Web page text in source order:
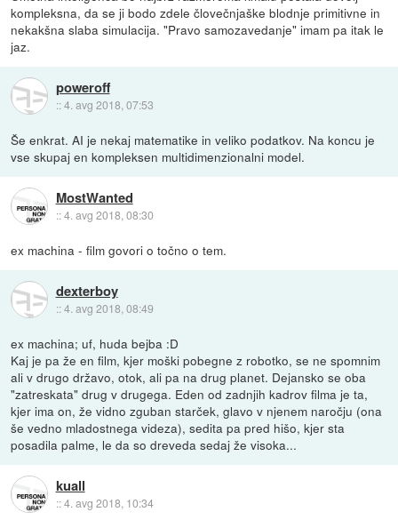
kompleksna, da se ji bodo zdele človečnjaške blodnje primitivne in
nekakšna slaba simulacija. "Pravo samozavedanje" imam pa itak le
jaz.
poweroff
::4. avg 2018, 07:53
Še enkrat. AI je nekaj matematike in veliko podatkov. Na koncu je
vse skupaj en kompleksen multidimenzionalni model.
MostWanted
::4. avg 2018, 08:30
ex machina - film govori o točno o tem.
dexterboy
::4. avg 2018, 08:49
ex machina; uf, huda bejba :D
Kaj je pa že en film, kjer moški pobegne z robotko, se ne spomnim
ali v drugo državo, otok, ali pa na drug planet. Dejansko se oba
"zatreskata" drug v drugega. Eden od zadnjih kadrov filma je ta,
kjer ima on, že vidno zguban starček, glavo v njenem naročju (ona
še vedno mladostnega videza), sedita pa pred hišo, kjer sta
posadila palme, le da so dreveda sedaj že visoka...
kuall
::4. avg 2018, 10:34